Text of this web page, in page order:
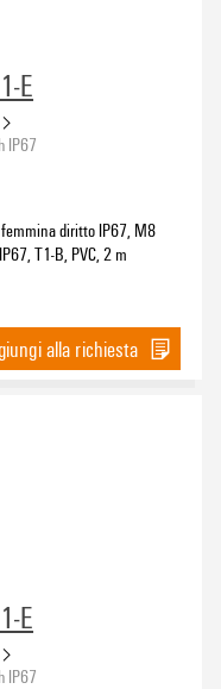
E
IP67
diritto IP67, M8
T1-B, PVC, 2 m
alla richiesta
E
IP67